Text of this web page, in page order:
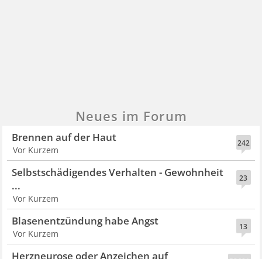
Neues im Forum
242
Brennen auf der Haut
Vor Kurzem
23
Selbstschädigendes Verhalten - Gewohnheit
...
Vor Kurzem
13
Blasenentzündung habe Angst
Vor Kurzem
Herzneurose oder Anzeichen auf